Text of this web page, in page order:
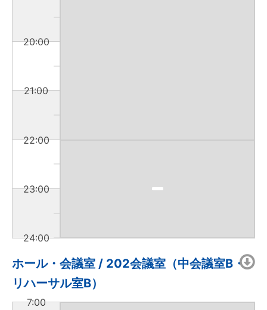
20:00
21:00
22:00
23:00
24:00
ホール・会議室 / 202会議室（中会議室B・
リハーサル室B）
7:00